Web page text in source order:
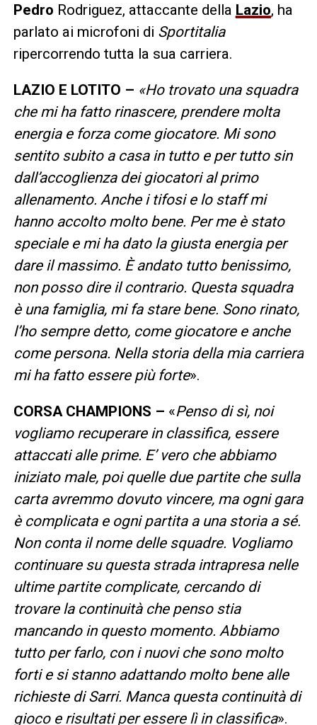
Pedro Rodriguez, attaccante della Lazio, ha
parlato ai microfoni di Sportitalia
ripercorrendo tutta la sua carriera.
LAZIO E LOTITO – «Ho trovato una squadra
che mi ha fatto rinascere, prendere molta
energia e forza come giocatore. Mi sono
sentito subito a casa in tutto e per tutto sin
dall’accoglienza dei giocatori al primo
allenamento. Anche i tifosi e lo staff mi
hanno accolto molto bene. Per me è stato
speciale e mi ha dato la giusta energia per
dare il massimo. È andato tutto benissimo,
non posso dire il contrario. Questa squadra
è una famiglia, mi fa stare bene. Sono rinato,
l’ho sempre detto, come giocatore e anche
come persona. Nella storia della mia carriera
mi ha fatto essere più forte».
CORSA CHAMPIONS – «Penso di sì, noi
vogliamo recuperare in classifica, essere
attaccati alle prime. E’ vero che abbiamo
iniziato male, poi quelle due partite che sulla
carta avremmo dovuto vincere, ma ogni gara
è complicata e ogni partita a una storia a sé.
Non conta il nome delle squadre. Vogliamo
continuare su questa strada intrapresa nelle
ultime partite complicate, cercando di
trovare la continuità che penso stia
mancando in questo momento. Abbiamo
tutto per farlo, con i nuovi che sono molto
forti e si stanno adattando molto bene alle
richieste di Sarri. Manca questa continuità di
gioco e risultati per essere lì in classifica».